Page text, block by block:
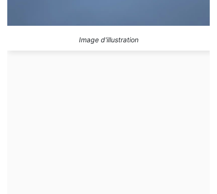
Image d'illustration